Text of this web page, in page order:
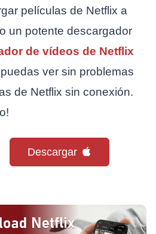
películas de Netflix a
un potente descargador
de vídeos de Netflix
ver sin problemas
de Netflix sin conexión.
Descargar